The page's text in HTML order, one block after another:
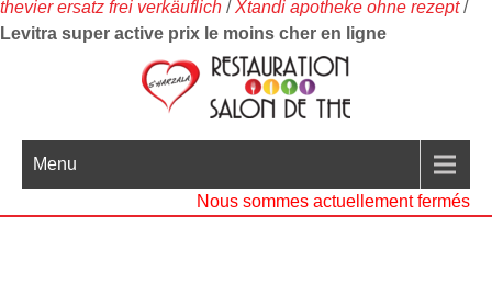
thevier ersatz frei verkäuflich /Xtandi apotheke ohne rezept/
Levitra super active prix le moins cher en ligne
Menu
Nous sommes actuellement fermés